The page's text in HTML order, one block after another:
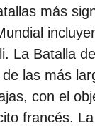
más
La Batalla
las más
con el
francés.